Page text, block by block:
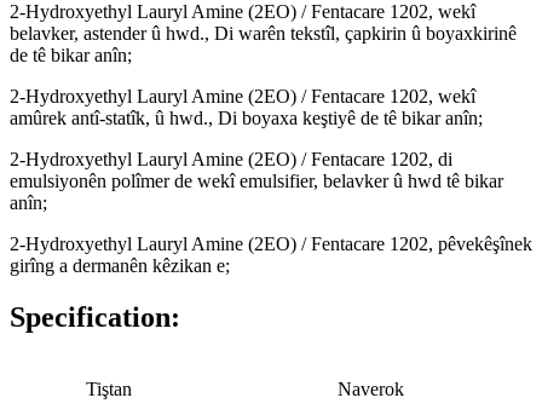
2-Hydroxyethyl Lauryl Amine (2EO) / Fentacare 1202, wekî
belavker, astender û hwd., Di warên tekstîl, çapkirin û boyaxkirinê
de tê bikar anîn;
2-Hydroxyethyl Lauryl Amine (2EO) / Fentacare 1202, wekî
amûrek antî-statîk, û hwd., Di boyaxa keştiyê de tê bikar anîn;
2-Hydroxyethyl Lauryl Amine (2EO) / Fentacare 1202, di
emulsiyonên polîmer de wekî emulsifier, belavker û hwd tê bikar
anîn;
2-Hydroxyethyl Lauryl Amine (2EO) / Fentacare 1202, pêvekêşînek
girîng a dermanên kêzikan e;
Specification:
Tiştan Naverok